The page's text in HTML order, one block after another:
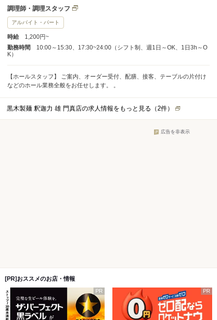
調理師・調理スタッフ
アルバイト・パート
時給
1,200円~
勤務時間
10:00～15:30、17:30~24:00（シフト制、週1日～OK、1日3h～O
K）
【ホールスタッフ】 ご案内、オーダー受付、配膳、接客、テーブルの片付け
などのホール業務全般をお任せします。 。
黒木製麺 釈迦力 雄 門真店の求人情報をもっと見る（2件）
広告を非表示
[PR]おススメのお店・情報
PR PR